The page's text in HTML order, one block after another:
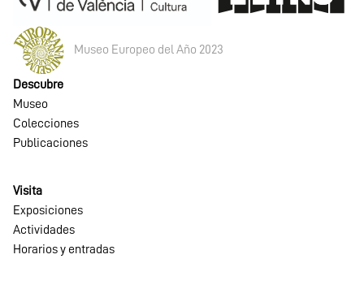
Museo Europeo del Año 2023
Descubre
Museo
Colecciones
Publicaciones
Visita
Exposiciones
Actividades
Horarios y entradas